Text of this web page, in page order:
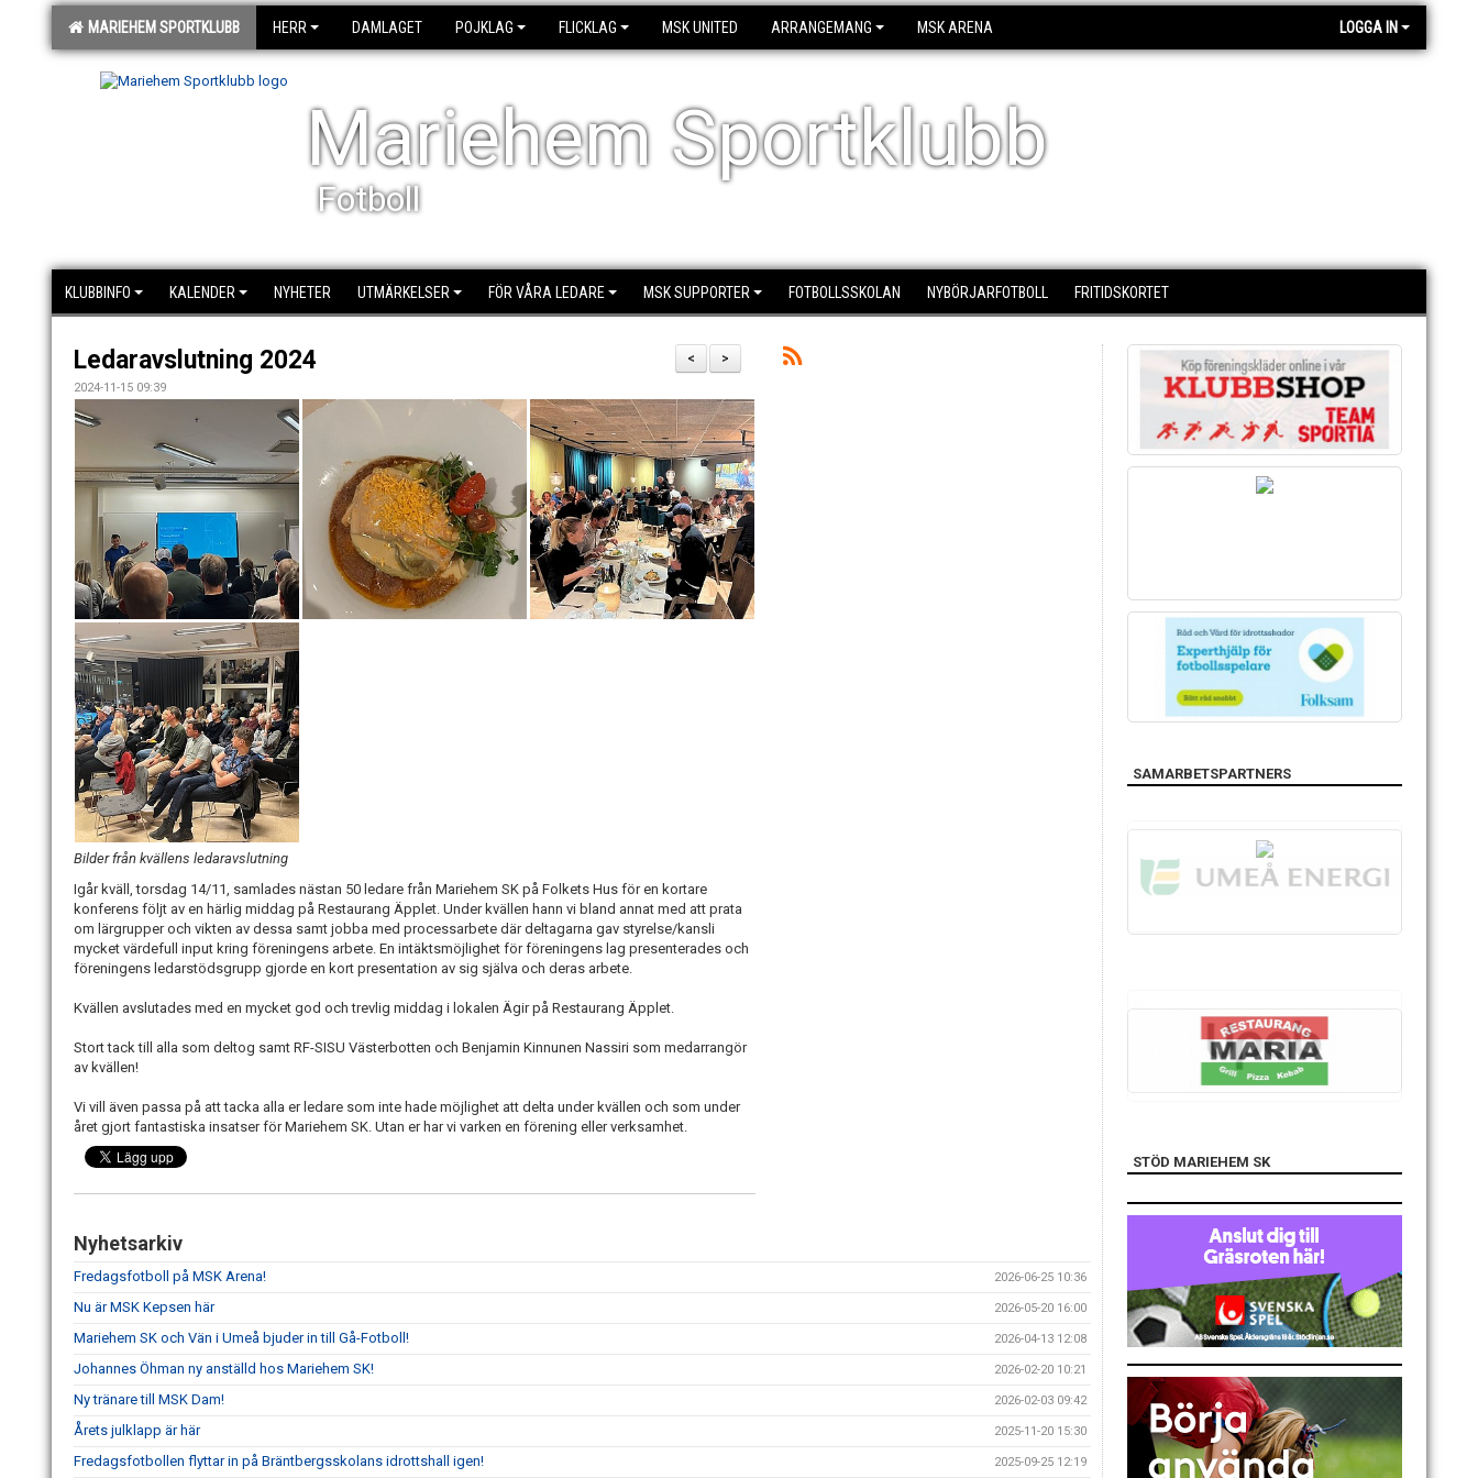
MARIEHEM SPORTKLUBB HERR DAMLAGET POJKLAG FLICKLAG MSK UNITED ARRANGEMANG MSK ARENA LOGGA IN
Mariehem Sportklubb
Fotboll
KLUBBINFO KALENDER NYHETER UTMÄRKELSER FÖR VÅRA LEDARE MSK SUPPORTER FOTBOLLSSKOLAN NYBÖRJARFOTBOLL FRITIDSKORTET
>
<
Ledaravslutning 2024
2024-11-15 09:39
Bilder från kvällens ledaravslutning
Igår kväll, torsdag 14/11, samlades nästan 50 ledare från Mariehem SK på Folkets Hus för en kortare
konferens följt av en härlig middag på Restaurang Äpplet. Under kvällen hann vi bland annat med att prata
om lärgrupper och vikten av dessa samt jobba med processarbete där deltagarna gav styrelse/kansli
mycket värdefull input kring föreningens arbete. En intäktsmöjlighet för föreningens lag presenterades och
föreningens ledarstödsgrupp gjorde en kort presentation av sig själva och deras arbete.
Kvällen avslutades med en mycket god och trevlig middag i lokalen Ägir på Restaurang Äpplet.
Stort tack till alla som deltog samt RF-SISU Västerbotten och Benjamin Kinnunen Nassiri som medarrangör
av kvällen!
Vi vill även passa på att tacka alla er ledare som inte hade möjlighet att delta under kvällen och som under
året gjort fantastiska insatser för Mariehem SK. Utan er har vi varken en förening eller verksamhet.
Nyhetsarkiv
Fredagsfotboll på MSK Arena! 2026-06-25 10:36
Nu är MSK Kepsen här 2026-05-20 16:00
Mariehem SK och Vän i Umeå bjuder in till Gå-Fotboll! 2026-04-13 12:08
Johannes Öhman ny anställd hos Mariehem SK! 2026-02-20 10:21
Ny tränare till MSK Dam! 2026-02-03 09:42
Årets julklapp är här 2025-11-20 15:30
Fredagsfotbollen flyttar in på Bräntbergsskolans idrottshall igen! 2025-09-25 12:19
SAMARBETSPARTNERS
STÖD MARIEHEM SK